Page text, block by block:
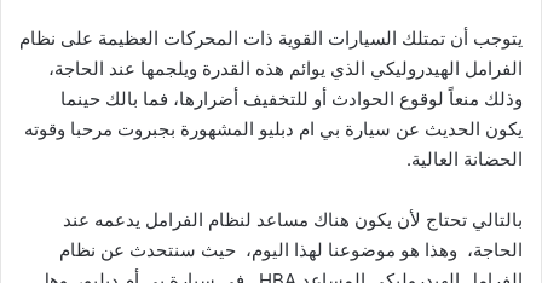
يتوجب أن تمتلك السيارات القوية ذات المحركات العظيمة على نظام
الفرامل الهيدروليكي الذي يوائم هذه القدرة ويلجمها عند الحاجة،
وذلك منعاً لوقوع الحوادث أو للتخفيف أضرارها، فما بالك حينما
يكون الحديث عن سيارة بي ام دبليو المشهورة بجبروت مرحبا وقوته
الحضانة العالية.
بالتالي تحتاج لأن يكون هناك مساعد لنظام الفرامل يدعمه عند
الحاجة، وهذا هو موضوعنا لهذا اليوم، حيث سنتحدث عن نظام